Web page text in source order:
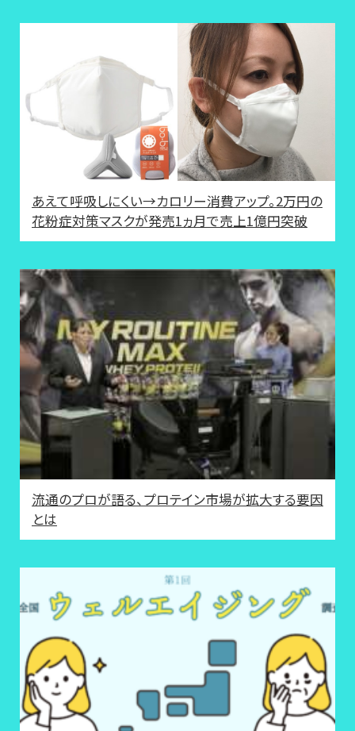
あえて呼吸しにくい→カロリー消費アップ。2万円の
花粉症対策マスクが発売1ヵ月で売上1億円突破
流通のプロが語る、プロテイン市場が拡大する要因
とは